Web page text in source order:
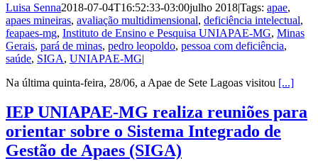
Luisa Senna2018-07-04T16:52:33-03:00julho 2018|Tags: apae,
apaes mineiras, avaliação multidimensional, deficiência intelectual,
feapaes-mg, Instituto de Ensino e Pesquisa UNIAPAE-MG, Minas
Gerais, pará de minas, pedro leopoldo, pessoa com deficiência,
saúde, SIGA, UNIAPAE-MG|
Na última quinta-feira, 28/06, a Apae de Sete Lagoas visitou [...]
IEP UNIAPAE-MG realiza reuniões para
orientar sobre o Sistema Integrado de
Gestão de Apaes (SIGA)